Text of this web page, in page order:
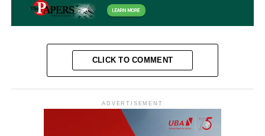
CLICK TO COMMENT
ADVERTISEMENT